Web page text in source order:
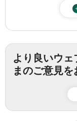
より良いウェ
まのご意見